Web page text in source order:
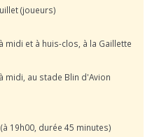
(joueurs)
midi et à huis-clos, à la Gaillette
midi, au stade Blin d'Avion
(à 19h00, durée 45 minutes)